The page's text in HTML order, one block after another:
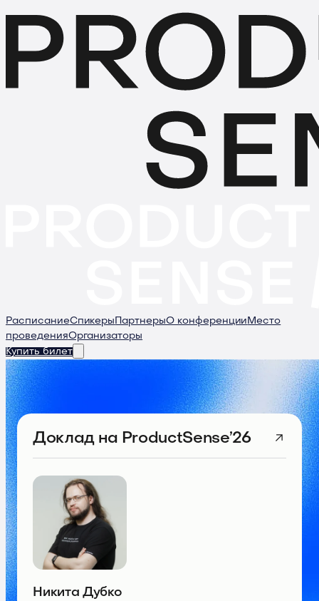
РасписаниеСпикеры ПартнерыО конференции Место
проведенияОрганизаторы
Купить билет
Доклад на ProductSense’26
Никита Дубко